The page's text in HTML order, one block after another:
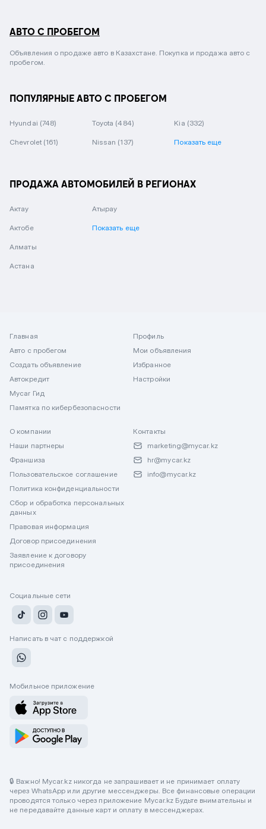
АВТО С ПРОБЕГОМ
Объявления о продаже авто в Казахстане. Покупка и продажа авто с
пробегом.
ПОПУЛЯРНЫЕ АВТО С ПРОБЕГОМ
Hyundai (748) Toyota (484) Kia (332)
Chevrolet (161) Nissan (137) Показать еще
ПРОДАЖА АВТОМОБИЛЕЙ В РЕГИОНАХ
Актау
Актобе
Алматы
Астана
Атырау
Показать еще
Главная
Авто с пробегом
Создать объявление
Автокредит
Mycar Гид
Памятка по кибербезопасности
Профиль
Мои объявления
Избранное
Настройки
О компании
Наши партнеры
Франшиза
Пользовательское соглашение
Политика конфиденциальности
Сбор и обработка персональных
данных
Правовая информация
Договор присоединения
Заявление к договору
присоединения
Контакты
marketing@mycar.kz
hr@mycar.kz
info@mycar.kz
Социальные сети
Написать в чат с поддержкой
Мобильное приложение
🔒 Важно! Mycar.kz никогда не запрашивает и не принимает оплату
через WhatsApp или другие мессенджеры. Все финансовые операции
проводятся только через приложение Mycar.kz Будьте внимательны и
не передавайте данные карт и оплату в мессенджерах.